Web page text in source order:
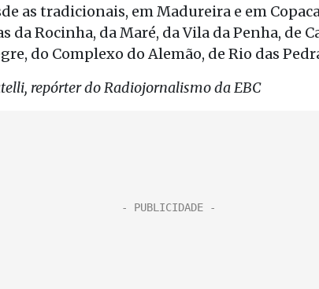
as tradicionais, em Madureira e em
da Rocinha, da Maré, da Vila da Penha, de
do Complexo do Alemão, de Rio das
repórter do Radiojornalismo da EBC